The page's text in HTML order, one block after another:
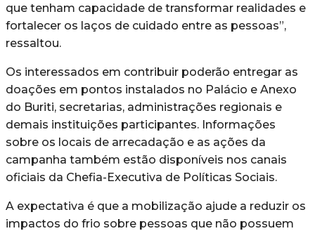
que tenham capacidade de transformar realidades e
fortalecer os laços de cuidado entre as pessoas”,
ressaltou.
Os interessados em contribuir poderão entregar as
doações em pontos instalados no Palácio e Anexo
do Buriti, secretarias, administrações regionais e
demais instituições participantes. Informações
sobre os locais de arrecadação e as ações da
campanha também estão disponíveis nos canais
oficiais da Chefia-Executiva de Políticas Sociais.
A expectativa é que a mobilização ajude a reduzir os
impactos do frio sobre pessoas que não possuem